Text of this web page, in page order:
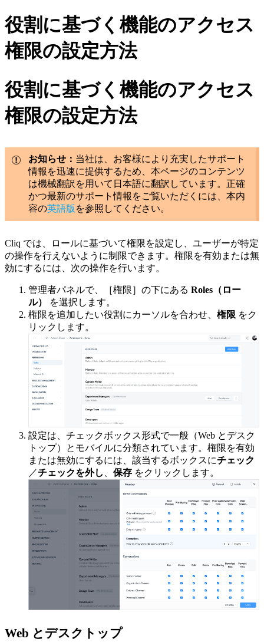
役割に基づく機能のアクセス
権限の設定方法
役割に基づく機能のアクセス
権限の設定方法
お知らせ： 当社は、お客様により充実したサポート
情報を迅速に提供するため、本ページのコンテンツ
は機械翻訳を用いて日本語に翻訳しています。正確
かつ最新のサポート情報をご覧いただくには、本内
容の英語版 を参照してください。
Cliq では、ロールに基づいて権限を設定し、ユーザーが特定
の操作を行えないように制限できます。権限を有効または無
効にするには、次の操作を行います。
管理者パネルで、［権限］の下にある Roles（ロー
ル）
を選択します。
権限を追加したい役割にカーソルを合わせ、 権限 をク
リックします。
設定は、チェックボックス形式で一般（Web とデスク
トップ）とモバイルに分類されています。権限を有効
または無効にするには、該当するボックスにチェック
／チェックを外し 保存 をクリックします。
Web とデスクトップ